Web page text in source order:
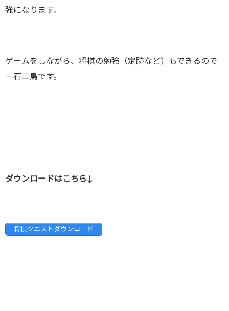
強になります。
ゲームをしながら、将棋の勉強（定跡など）もできるので
一石二鳥です。
ダウンロードはこちら↓
将棋クエストダウンロード